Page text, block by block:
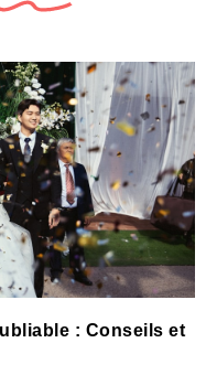
: Conseils et